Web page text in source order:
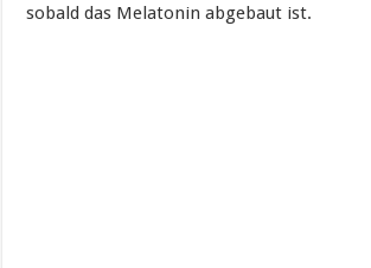
sobald das Melatonin abgebaut ist.